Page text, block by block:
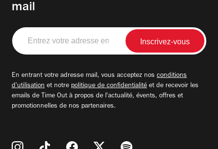
mail
Entrez
votre
adresse
En entrant votre adresse mail, vous acceptez nos conditions
d'utilisation et notre politique de confidentialité et de recevoir les
emails de Time Out à propos de l'actualité, évents, offres et
promotionnelles de nos partenaires.